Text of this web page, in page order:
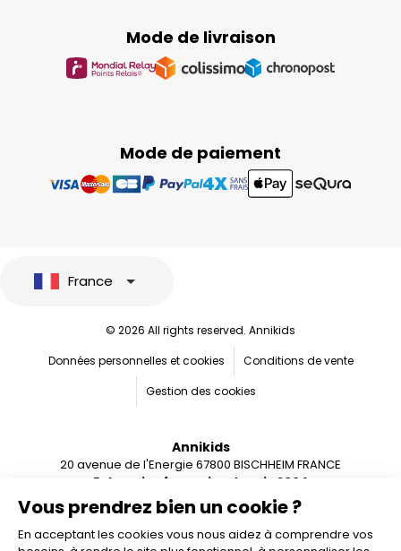
Mode de paiement
Mode de livraison
Vous prendrez bien un cookie ?
En acceptant les cookies vous nous aidez à comprendre vos
France
© 2026 All rights reserved. Annikids
Données personnelles et cookies
Conditions de vente
Gestion des cookies
Annikids
20 avenue de l'Energie 67800 BISCHHEIM FRANCE
Entreprise française depuis 2004